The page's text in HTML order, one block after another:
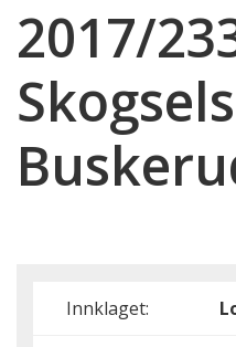
2017/
Innklaget: